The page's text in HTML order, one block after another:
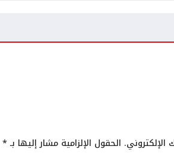
الحقول الإلزامية مشار إليها بـ*